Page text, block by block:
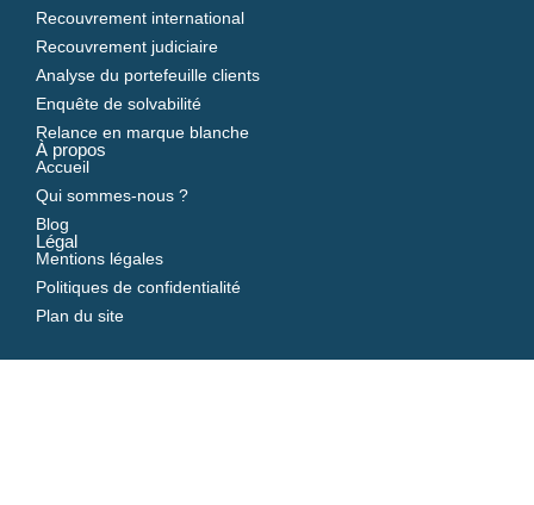
Recouvrement international
Recouvrement judiciaire
Analyse du portefeuille clients
Enquête de solvabilité
Relance en marque blanche
À propos
Accueil
Qui sommes-nous ?
Blog
Légal
Mentions légales
Politiques de confidentialité
Plan du site